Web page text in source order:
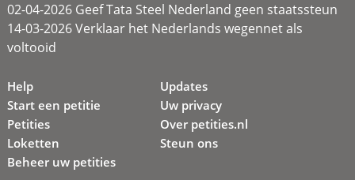
02-04-2026 Geef Tata Steel Nederland geen staatssteun
14-03-2026 Verklaar het Nederlands wegennet als
voltooid
Help
Start een petitie
Petities
Loketten
Beheer uw petities
Updates
Uw privacy
Over petities.nl
Steun ons